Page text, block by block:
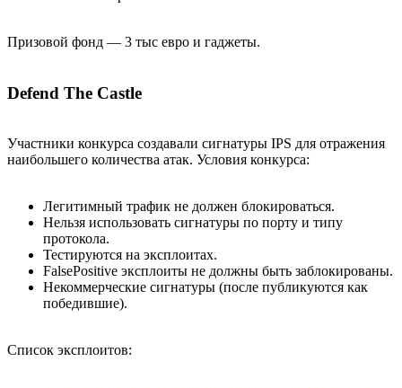
Призовой фонд — 3 тыс евро и гаджеты.
Defend The Castle
Участники конкурса создавали сигнатуры IPS для отражения
наибольшего количества атак. Условия конкурса:
Легитимный трафик не должен блокироваться.
Нельзя использовать сигнатуры по порту и типу
протокола.
Тестируются на эксплоитах.
FalsePositive эксплоиты не должны быть заблокированы.
Некоммерческие сигнатуры (после публикуются как
победившие).
Список эксплоитов: